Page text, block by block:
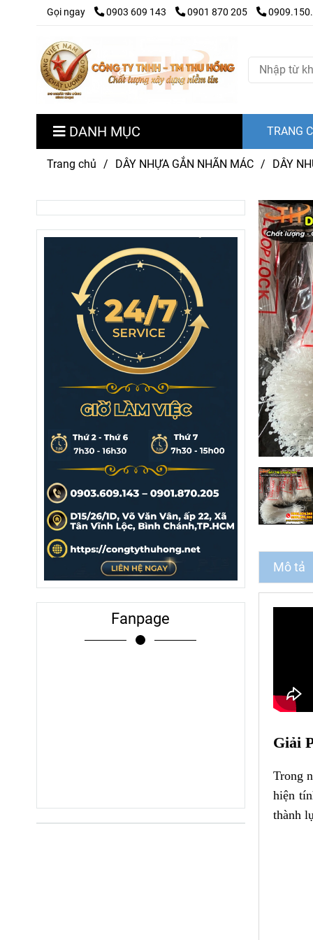
Gọi ngay 0903 609 143 0901 870 205
DANH MỤC TRANG
Trang chủ / DÂY NHỰA GẮN NHÃN MÁC / DÂY
Mô tả
Giải
Trong
hiện
thành
Fanpage